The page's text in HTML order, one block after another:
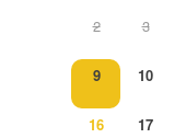
2 3
9 10
16 17